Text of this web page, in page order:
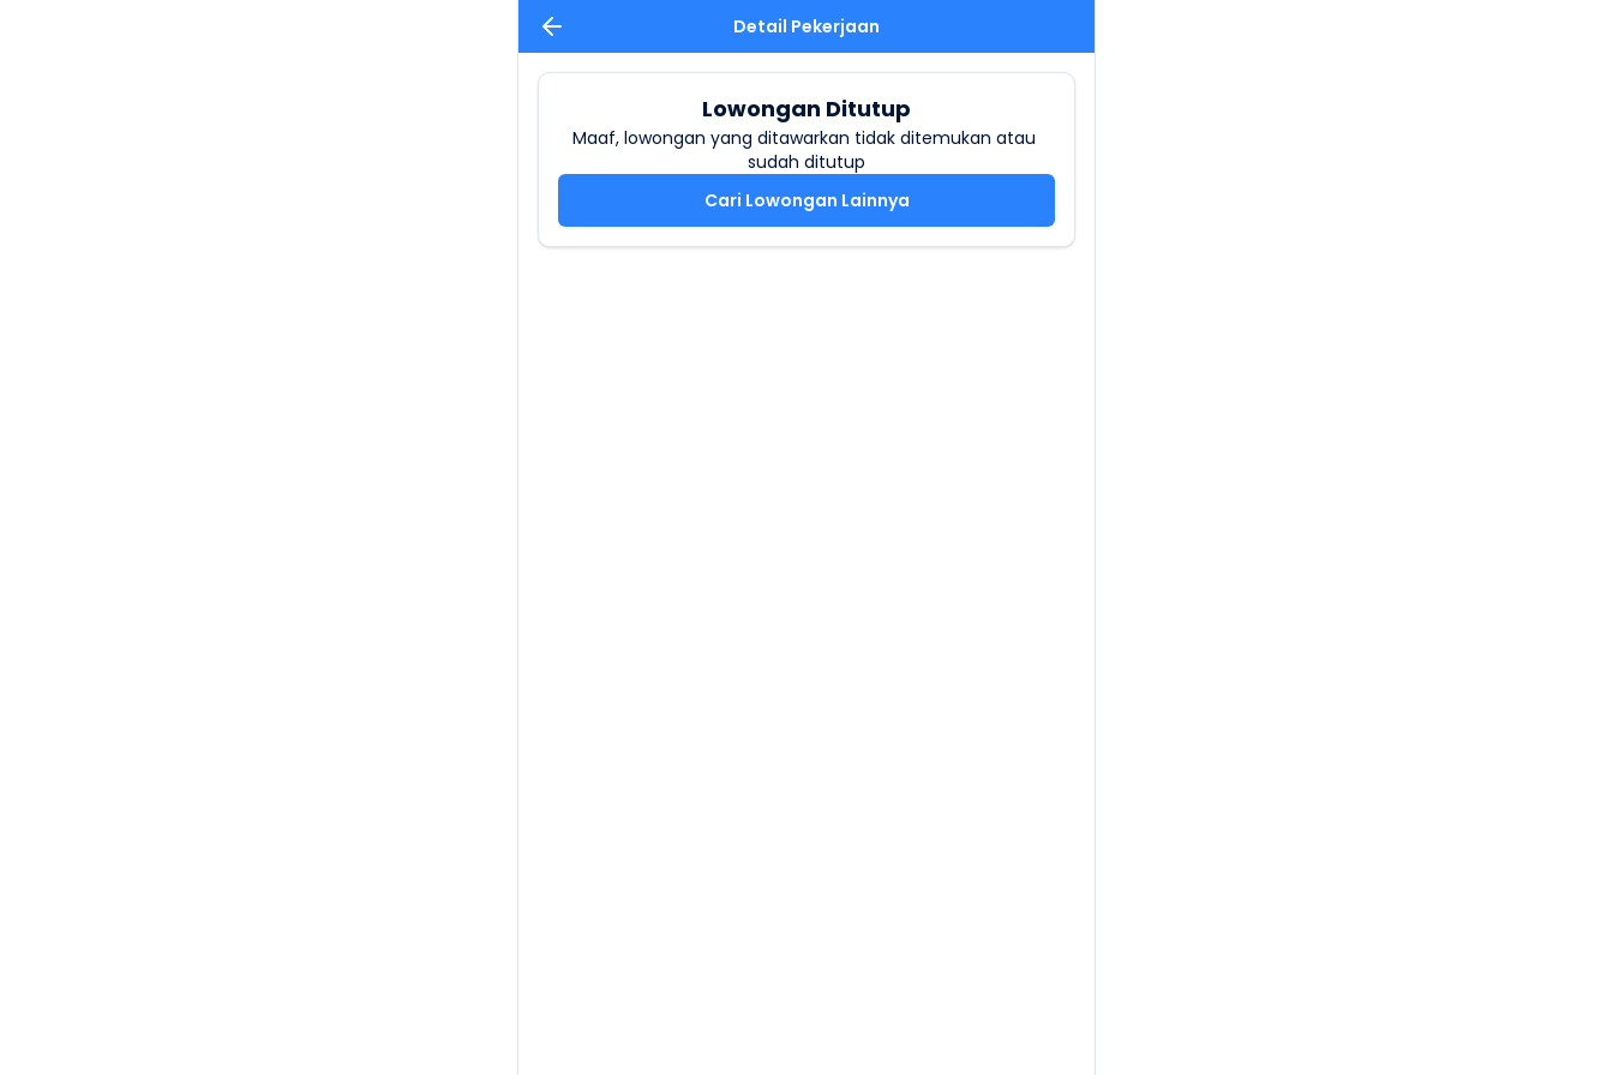
Detail Pekerjaan
Lowongan Ditutup
Maaf, lowongan yang ditawarkan tidak ditemukan atau
sudah ditutup
Cari Lowongan Lainnya